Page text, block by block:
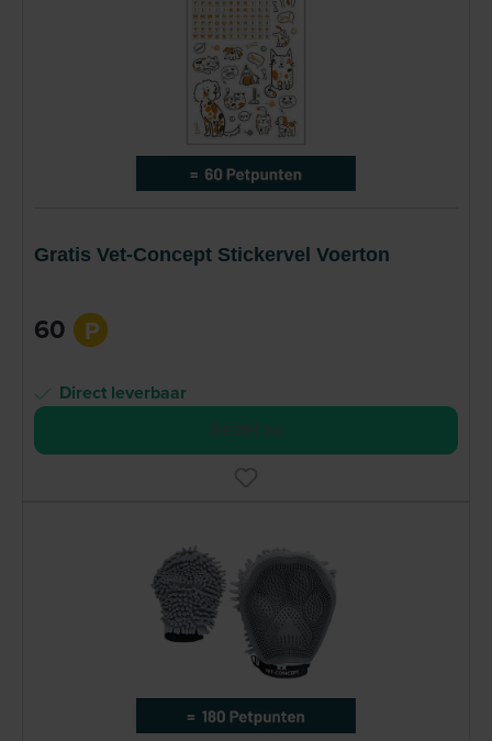
Gratis Vet-Concept Stickervel Voerton
60 P
Direct leverbaar
Bestel nu